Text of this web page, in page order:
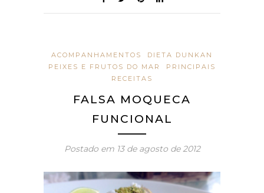
ACOMPANHAMENTOS
DIETA DUNKAN
PEIXES E FRUTOS DO MAR
PRINCIPAIS
RECEITAS
FALSA MOQUECA
FUNCIONAL
Postado em 13 de agosto de 2012